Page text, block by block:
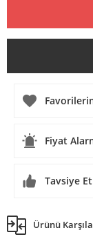
Fiyat
Tavsiye Et
Ürünü